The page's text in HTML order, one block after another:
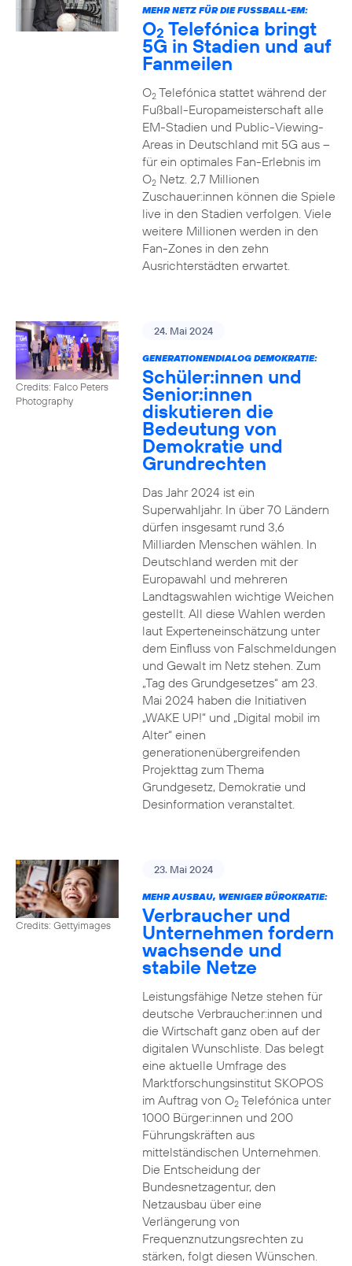
MEHR NETZ FÜR DIE FUSSBALL-EM:
O2 Telefónica bringt
5G in Stadien und auf
Fanmeilen
O2Telefónica stattet während der
Fußball-Europameisterschaft alle
EM-Stadien und Public-Viewing-
Areas in Deutschland mit 5G aus –
für ein optimales Fan-Erlebnis im
O2Netz. 2,7 Millionen
Zuschauer:innen können die Spiele
live in den Stadien verfolgen. Viele
weitere Millionen werden in den
Fan-Zones in den zehn
Ausrichterstädten erwartet.
Credits: Falco Peters
Photography
24. Mai 2024
GENERATIONENDIALOG DEMOKRATIE:
Schüler:innen und
Senior:innen
diskutieren die
Bedeutung von
Demokratie und
Grundrechten
Das Jahr 2024 ist ein
Superwahljahr. In über 70 Ländern
dürfen insgesamt rund 3,6
Milliarden Menschen wählen. In
Deutschland werden mit der
Europawahl und mehreren
Landtagswahlen wichtige Weichen
gestellt. All diese Wahlen werden
laut Experteneinschätzung unter
dem Einfluss von Falschmeldungen
und Gewalt im Netz stehen. Zum
„Tag des Grundgesetzes“ am 23.
Mai 2024 haben die Initiativen
„WAKE UP!“ und „Digital mobil im
Alter“ einen
generationenübergreifenden
Projekttag zum Thema
Grundgesetz, Demokratie und
Desinformation veranstaltet.
Credits: Gettyimages
23. Mai 2024
MEHR AUSBAU, WENIGER BÜROKRATIE:
Verbraucher und
Unternehmen fordern
wachsende und
stabile Netze
Leistungsfähige Netze stehen für
deutsche Verbraucher:innen und
die Wirtschaft ganz oben auf der
digitalen Wunschliste. Das belegt
eine aktuelle Umfrage des
Marktforschungsinstitut SKOPOS
im Auftrag von O2Telefónica unter
1000 Bürger:innen und 200
Führungskräften aus
mittelständischen Unternehmen.
Die Entscheidung der
Bundesnetzagentur, den
Netzausbau über eine
Verlängerung von
Frequenznutzungsrechten zu
stärken, folgt diesen Wünschen.